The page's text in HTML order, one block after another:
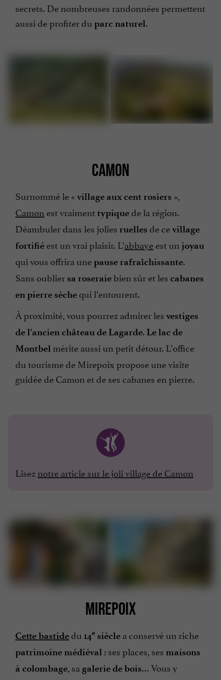
secrets. De nombreuses randonnées permettent
aussi de profiter du parc naturel.
CAMON
Surnommé le « village aux cent rosiers »,
Camon est vraimenttypiquede la région.
Déambuler dans les jolies ruelles de cevillage
fortifié est un vrai plaisir. L’abbayeest un joyau
qui vous offrira unepause rafraîchissante.
Sans oublier sa roseraie bien sûr et les cabanes
en pierre sèchequi l’entourent.
À proximité, vous pourrez admirer les vestiges
de l’ancien château de Lagarde. Le lac de
Montbel mérite aussi un petit détour. L’office
du tourisme de Mirepoix propose une visite
guidée de Camon et de ses cabanes en pierre.
Liseznotre article sur le joli village de Camon
MIREPOIX
Cette bastidedu 14e siècle a conservé un riche
patrimoine médiéval : ses places, ses maisons
à colombage, sa galerie de bois… Vous y